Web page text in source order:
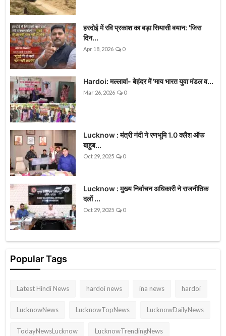
हरदोई में रवि प्रकाश का बड़ा सियासी बयान: 'जिस
दिन...
Apr 18, 2026 0
Hardoi: मल्लावां- बेहंदर में 'माय भारत युवा मंडल व...
Mar 26, 2026 0
Lucknow : मंत्री नंदी ने रणभूमि 1.0 क्लैश ऑफ
बाहुब...
Oct 29, 2025 0
Lucknow : मुख्य निर्वाचन अधिकारी ने राजनीतिक
दलों ...
Oct 29, 2025 0
Popular Tags
Latest Hindi News hardoi news ina news hardoi
LucknowNews LucknowTopNews LucknowDailyNews
TodayNewsLucknow LucknowTrendingNews